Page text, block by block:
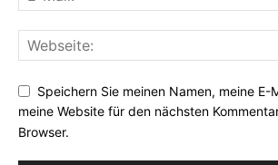
Speichern Sie meinen Namen, meine E-
meine Website für den nächsten
Browser.